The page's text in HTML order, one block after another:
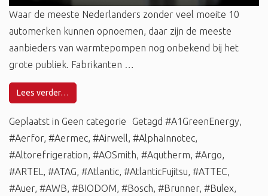
Waar de meeste Nederlanders zonder veel moeite 10
automerken kunnen opnoemen, daar zijn de meeste
aanbieders van warmtepompen nog onbekend bij het
grote publiek. Fabrikanten …
Lees verder…
Geplaatst in Geen categorie Getagd #A1GreenEnergy,
#Aerfor, #Aermec, #Airwell, #AlphaInnotec,
#Altorefrigeration, #AOSmith, #Aqutherm, #Argo,
#ARTEL , #ATAG, #Atlantic, #AtlanticFujitsu, #ATTEC,
#Auer, #AWB, #BIODOM, #Bosch, #Brunner, #Bulex,